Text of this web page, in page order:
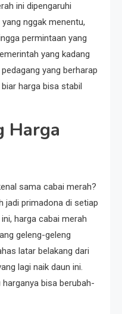
ini dipengaruhi
nggak menentu,
permintaan yang
yang kadang
yang berharap
harga bisa stabil
Harga
sama cabai merah?
jadi primadona di setiap
harga cabai merah
geleng-geleng
latar belakang dari
lagi naik daun ini.
bisa berubah-